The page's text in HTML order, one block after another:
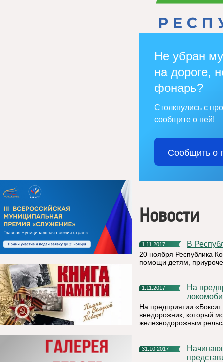
Не убран
на дороге,
фонарь?
Столкнулись с
сообщите о ней!
Сообщить о
Новости
1.11.2017 В
20 ноября Республика
помощи детям,
1.11.2017
На предприятии РУСАЛа в республике Коми появился
На предприятии
внедорожник, который
железнодорожным
31.10.2017
Начинающие предприниматели прошли обучение и